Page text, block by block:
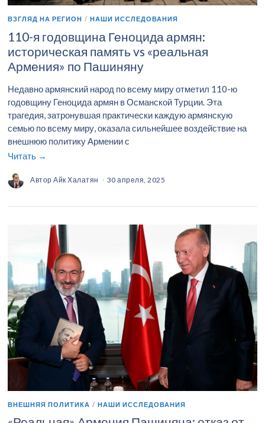
ВЗГЛЯД НА РЕГИОН / НАШИ ИССЛЕДОВАНИЯ
110-я годовщина Геноцида армян:
историческая память vs «реальная
Армения» по Пашиняну
Недавно армянский народ по всему миру отметил 110-ю
годовщину Геноцида армян в Османской Турции. Эта
трагедия, затронувшая практически каждую армянскую
семью по всему миру, оказала сильнейшее воздействие на
внешнюю политику Армении с
Читать →
АвторАйк Халатян 30 апреля, 2025
ВНЕШНЯЯ ПОЛИТИКА / НАШИ ИССЛЕДОВАНИЯ